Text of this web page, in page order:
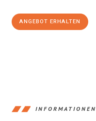
ANGEBOT ERHALTEN
INFORMATIONEN